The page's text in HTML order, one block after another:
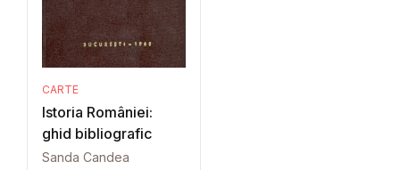
CARTE
Istoria României:
ghid bibliografic
Sanda Candea